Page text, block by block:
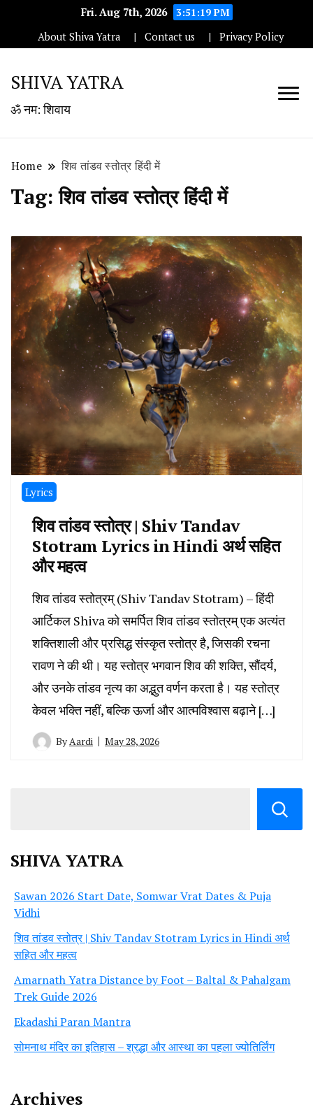
Fri. Aug 7th, 2026
3:51:20 PM
About Shiva Yatra
Contact us Privacy Policy
SHIVA YATRA
ॐ नम: शिवाय
Home शिव तांडव स्तोत्र हिंदी में
Tag:शिव तांडव स्तोत्र हिंदी में
Lyrics
शिव तांडव स्तोत्र | Shiv Tandav
Stotram Lyrics in Hindi अर्थ सहित
और महत्व
शिव तांडव स्तोत्रम् (Shiv Tandav Stotram) – हिंदी
आर्टिकल Shiva को समर्पित शिव तांडव स्तोत्रम् एक अत्यंत
शक्तिशाली और प्रसिद्ध संस्कृत स्तोत्र है, जिसकी रचना
रावण ने की थी। यह स्तोत्र भगवान शिव की शक्ति, सौंदर्य,
और उनके तांडव नृत्य का अद्भुत वर्णन करता है। यह स्तोत्र
केवल भक्ति नहीं, बल्कि ऊर्जा और आत्मविश्वास बढ़ाने […]
By Aardi May 28, 2026
SHIVA YATRA
Sawan 2026 Start Date, Somwar Vrat Dates & Puja
Vidhi
शिव तांडव स्तोत्र | Shiv Tandav Stotram Lyrics in Hindi अर्थ
सहित और महत्व
Amarnath Yatra Distance by Foot – Baltal & Pahalgam
Trek Guide 2026
Ekadashi Paran Mantra
सोमनाथ मंदिर का इतिहास – श्रद्धा और आस्था का पहला ज्योतिर्लिंग
Archives